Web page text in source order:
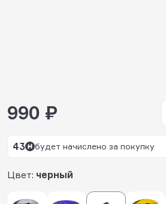
Цвет: черный
990 ₽
43 будет начислено за покупку